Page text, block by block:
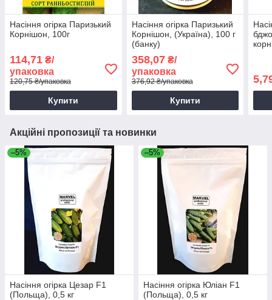
Насіння огірка Паризький
Корнішон, 100г
114,71 ₴/
упаковка
120,75 ₴/упаковка
Купити
Насіння огірка Паризький
Корнішон, (Україна), 100 г
(банку)
358,07₴/
упаковка
376,92 ₴/упаковка
Купити
Акційні пропозиції та новинки
–5%
Насіння огірка Цезар F1
(Польща), 0,5 кг
–5%
Насіння огірка Юліан F1
(Польща), 0,5 кг